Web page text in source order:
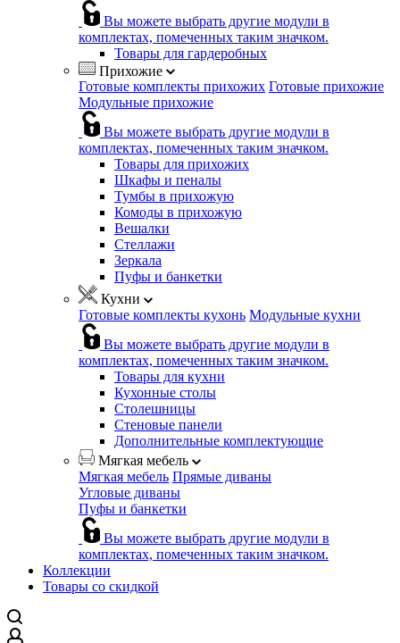
Вы можете выбрать другие модули в
комплектах, помеченных таким значком.
Товары для гардеробных
Прихожие
Готовые комплекты прихожих Готовые прихожие
Модульные прихожие
Вы можете выбрать другие модули в
комплектах, помеченных таким значком.
Товары для прихожих
Шкафы и пеналы
Тумбы в прихожую
Комоды в прихожую
Вешалки
Стеллажи
Зеркала
Пуфы и банкетки
Кухни
Готовые комплекты кухонь Модульные кухни
Вы можете выбрать другие модули в
комплектах, помеченных таким значком.
Товары для кухни
Кухонные столы
Столешницы
Стеновые панели
Дополнительные комплектующие
Мягкая мебель
Мягкая мебель Прямые диваны
Угловые диваны
Пуфы и банкетки
Вы можете выбрать другие модули в
комплектах, помеченных таким значком.
Коллекции
Товары со скидкой